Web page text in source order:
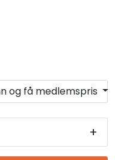
og få medlemspris
+